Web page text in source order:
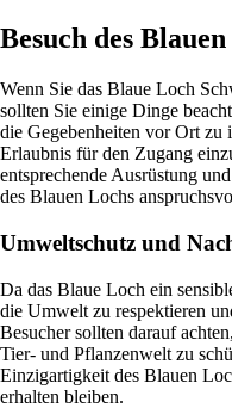
Besuch des
Wenn Sie das Blaue Loch
sollten Sie einige Dinge
die Gegebenheiten vor Ort zu
Erlaubnis für den Zugang
entsprechende Ausrüstung
des Blauen Lochs
Umweltschutz und
Da das Blaue Loch ein
die Umwelt zu respektieren
Besucher sollten darauf
Tier- und Pflanzenwelt zu
Einzigartigkeit des Blauen
erhalten bleiben.